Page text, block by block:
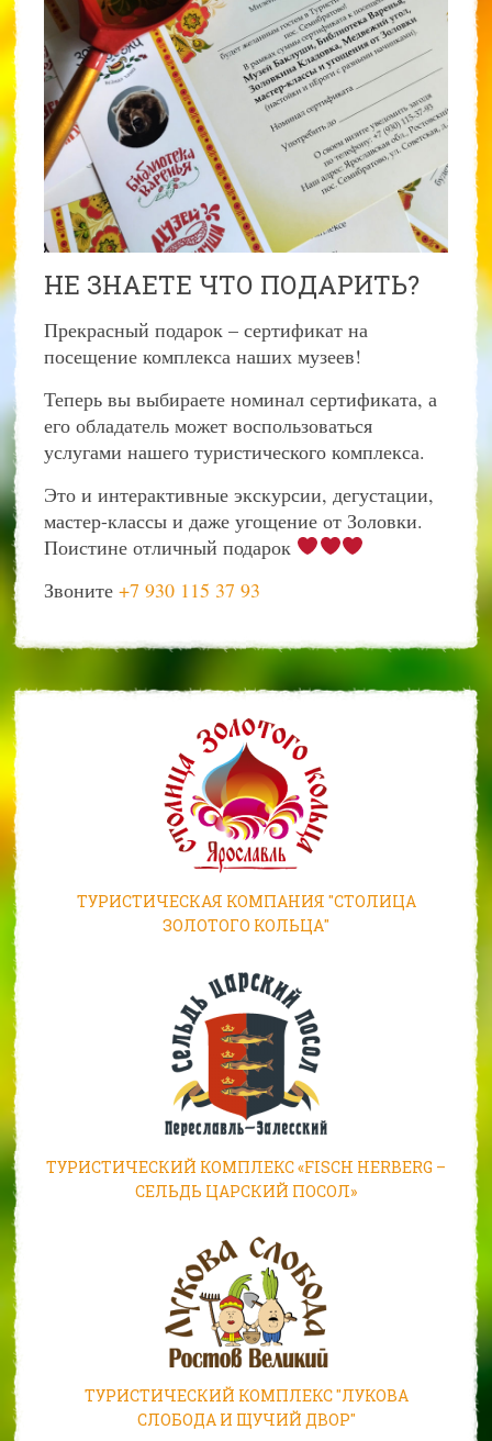
НЕ ЗНАЕТЕ ЧТО ПОДАРИТЬ?
Прекрасный подарок – сертификат на
посещение комплекса наших музеев!
Теперь вы выбираете номинал сертификата, а
его обладатель может воспользоваться
услугами нашего туристического комплекса.
Это и интерактивные экскурсии, дегустации,
мастер-классы и даже угощение от Золовки.
Поистине отличный подарок
Звоните +7 930 115 37 93
ТУРИСТИЧЕСКАЯ КОМПАНИЯ "СТОЛИЦА
ЗОЛОТОГО КОЛЬЦА"
ТУРИСТИЧЕСКИЙ КОМПЛЕКС «FISCH HERBERG –
СЕЛЬДЬ ЦАРСКИЙ ПОСОЛ»
ТУРИСТИЧЕСКИЙ КОМПЛЕКС "ЛУКОВА
СЛОБОДА И ЩУЧИЙ ДВОР"